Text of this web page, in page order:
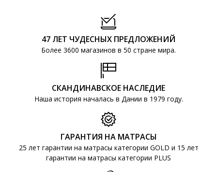
47 ЛЕТ ЧУДЕСНЫХ ПРЕДЛОЖЕНИЙ
Более 3600 магазинов в 50 стране мира.
СКАНДИНАВСКОЕ НАСЛЕДИЕ
Наша история началась в Дании в 1979 году.
ГАРАНТИЯ НА МАТРАСЫ
25 лет гарантии на матрасы категории GOLD и 15 лет
гарантии на матрасы категории PLUS